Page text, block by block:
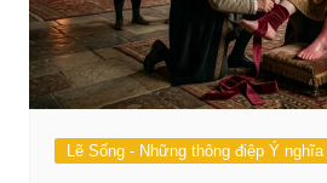
Lẽ Sống - Những thông điệp Ý nghĩa